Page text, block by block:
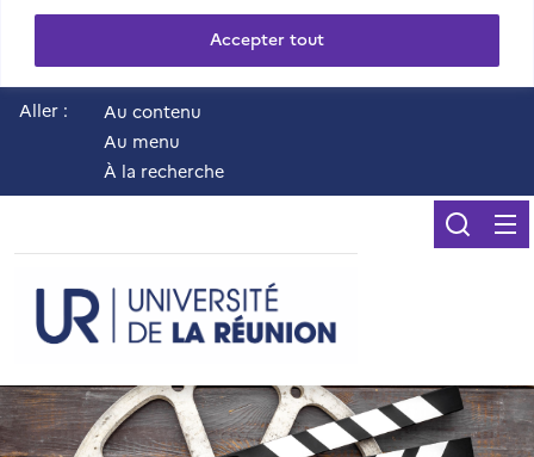
Accepter tout
Aller :
Au contenu
Au menu
À la recherche